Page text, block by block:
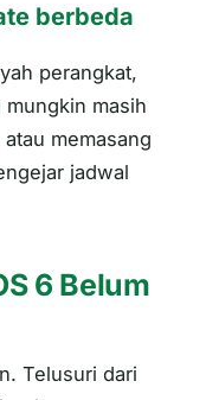
berbeda
perangkat,
masih
memasang
jadwal
6 Belum
Telusuri dari